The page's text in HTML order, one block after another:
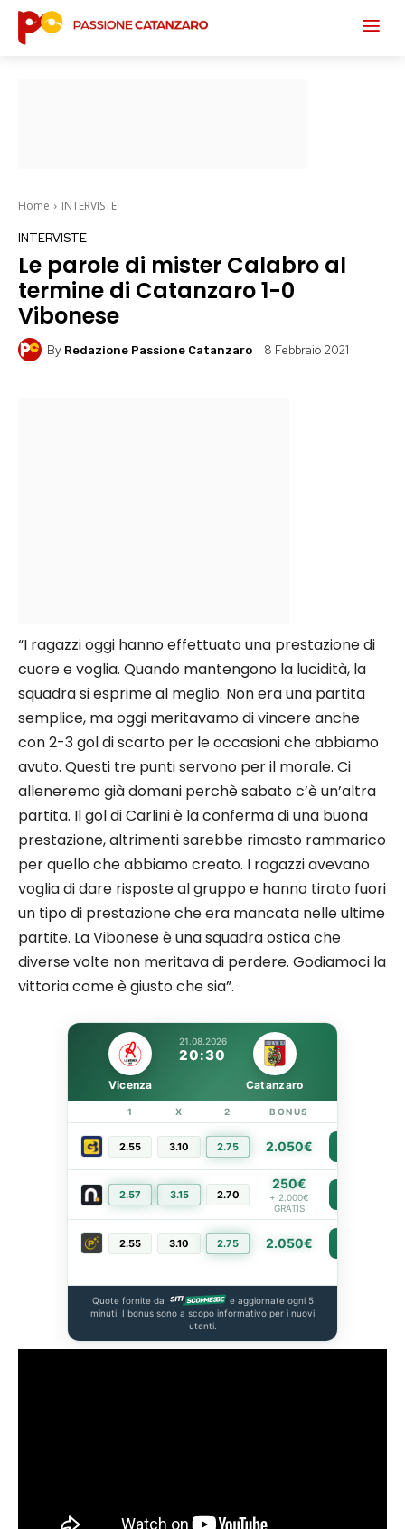
Home INTERVISTE
INTERVISTE
Le parole di mister Calabro al
termine di Catanzaro 1-0
Vibonese
By Redazione Passione Catanzaro 8 Febbraio 2021
“I ragazzi oggi hanno effettuato una prestazione di
cuore e voglia. Quando mantengono la lucidità, la
squadra si esprime al meglio. Non era una partita
semplice, ma oggi meritavamo di vincere anche
con 2-3 gol di scarto per le occasioni che abbiamo
avuto. Questi tre punti servono per il morale. Ci
alleneremo già domani perchè sabato c’è un’altra
partita. Il gol di Carlini è la conferma di una buona
prestazione, altrimenti sarebbe rimasto rammarico
per quello che abbiamo creato. I ragazzi avevano
voglia di dare risposte al gruppo e hanno tirato fuori
un tipo di prestazione che era mancata nelle ultime
partite. La Vibonese è una squadra ostica che
diverse volte non meritava di perdere. Godiamoci la
vittoria come è giusto che sia”.
21.08.2026
20:30
Vicenza Catanzaro
1 X 2 BONUS
2.55 3.10 2.75 2.050€
2.57 3.15 2.70
250€
+ 2.000€
GRATIS
2.55 3.10 2.75 2.050€
Quote fornite da
e aggiornate ogni 5
minuti. I bonus sono a scopo informativo per i nuovi
utenti.